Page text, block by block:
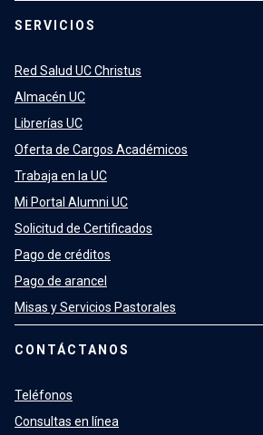
SERVICIOS
Red Salud UC Christus
Almacén UC
Librerías UC
Oferta de Cargos Académicos
Trabaja en la UC
Mi Portal Alumni UC
Solicitud de Certificados
Pago de créditos
Pago de arancel
Misas y Servicios Pastorales
CONTÁCTANOS
Teléfonos
Consultas en línea